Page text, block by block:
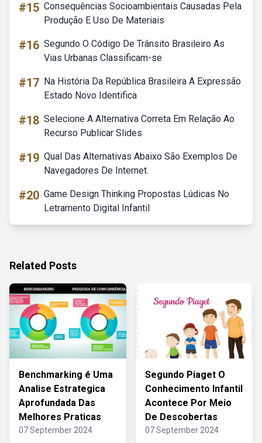
#15 Consequências Socioambientais Causadas Pela
Produção E Uso De Materiais
#16 Segundo O Código De Trânsito Brasileiro As
Vias Urbanas Classificam-se
#17 Na História Da República Brasileira A Expressão
Estado Novo Identifica
#18 Selecione A Alternativa Correta Em Relação Ao
Recurso Publicar Slides
#19 Qual Das Alternativas Abaixo São Exemplos De
Navegadores De Internet.
#20 Game Design Thinking Propostas Lúdicas No
Letramento Digital Infantil
Related Posts
Benchmarking é Uma
Analise Estrategica
Aprofundada Das
Melhores Praticas
07 September 2024
Segundo Piaget O
Conhecimento Infantil
Acontece Por Meio
De Descobertas
07 September 2024